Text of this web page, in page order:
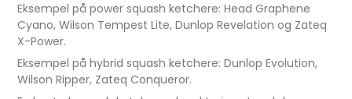
Eksempel på power squash ketchere: Head Graphene
Cyano, Wilson Tempest Lite, Dunlop Revelation og Zateq
X-Power.
Eksempel på hybrid squash ketchere: Dunlop Evolution,
Wilson Ripper, Zateq Conqueror.